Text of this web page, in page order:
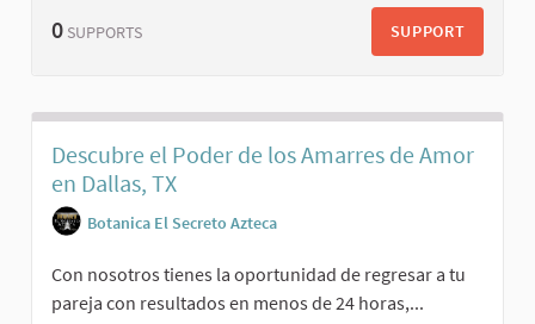
0 SUPPORTS SUPPORT
Descubre el Poder de los Amarres de Amor
en Dallas, TX
Botanica El Secreto Azteca
Con nosotros tienes la oportunidad de regresar a tu
pareja con resultados en menos de 24 horas,...